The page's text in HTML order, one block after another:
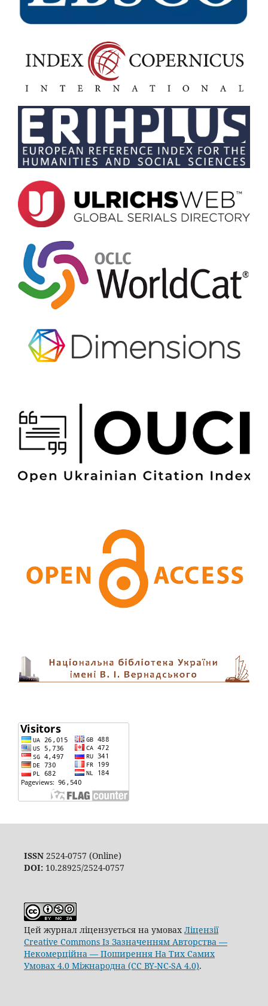
ISSN2524-0757 (Online)
DOI:10.28925/2524-0757
Цей журнал ліцензується на умовах Ліцензії
Creative Commons Із Зазначенням Авторства —
Некомерційна — Поширення На Тих Самих
Умовах 4.0 Міжнародна (CC BY-NC-SA 4.0).